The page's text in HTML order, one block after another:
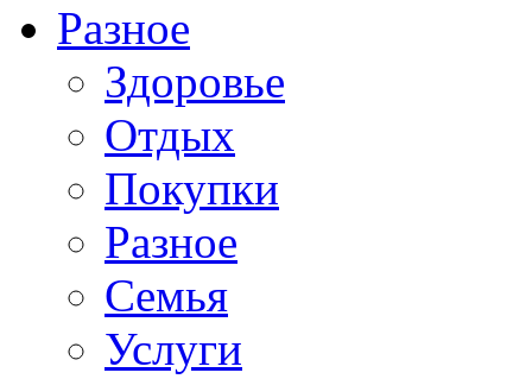
Разное
Здоровье
Отдых
Покупки
Разное
Семья
Услуги